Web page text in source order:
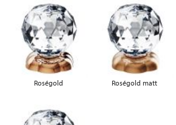
Roségold Roségold matt